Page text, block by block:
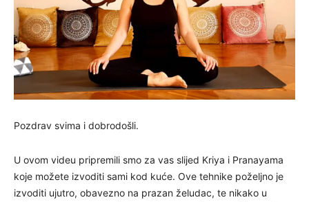
Pozdrav svima i dobrodošli.
U ovom videu pripremili smo za vas slijed Kriya i Pranayama
koje možete izvoditi sami kod kuće. Ove tehnike poželjno je
izvoditi ujutro, obavezno na prazan želudac, te nikako u